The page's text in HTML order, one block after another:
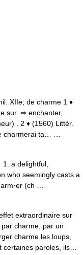
XIIe; de charme 1 ♦
sur. ⇒ enchanter,
. 2 ♦ (1560) Littér.
charmerai ta… …
a delightful,
who seemingly casts a
(ch …
extraordinaire sur
charme, par un
charme les loups,
certaines paroles, ils…